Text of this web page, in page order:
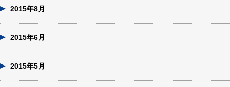
2015年8月
2015年6月
2015年5月